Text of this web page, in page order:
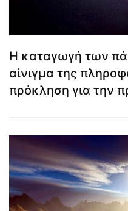
Η καταγωγή των
αίνιγμα της
πρόκληση για την